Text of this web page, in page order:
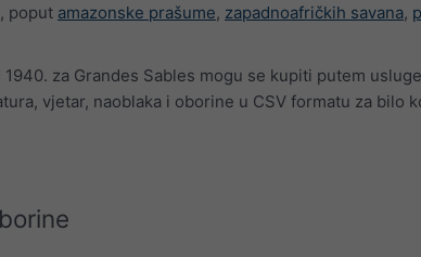
poput amazonske prašume, zapadnoafričkih savana,
za Grandes Sables mogu se kupiti putem usluge
vjetar, naoblaka i oborine u CSV formatu za bilo